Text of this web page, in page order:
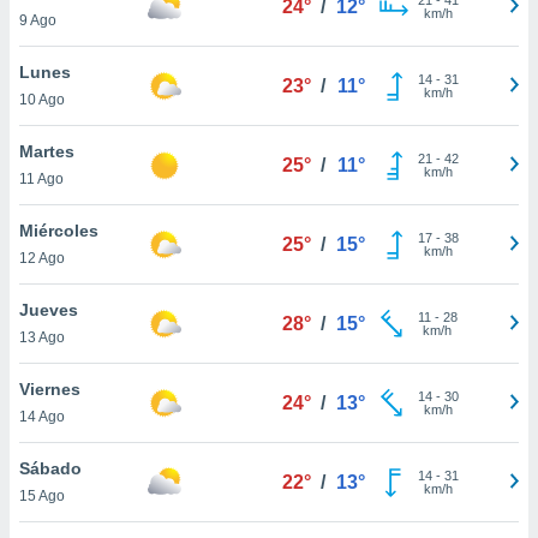
más
nuestra
y
de
disponible
cookies
aceptar
9 Ago
24° / 12°
km/h
Lunes
10 Ago
23° / 11° 14- 31
km/h
Martes
11 Ago
25° / 11° 21 - 42
km/h
Miércoles
12 Ago
25° / 15° 17- 38
km/h
Jueves
13 Ago
28° / 15° 11 - 28
km/h
Viernes
14 Ago
24° / 13° 14- 30
km/h
Sábado
15 Ago
22° / 13° 14- 31
km/h